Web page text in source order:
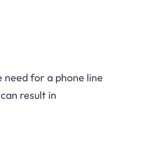
for a phone line
result in